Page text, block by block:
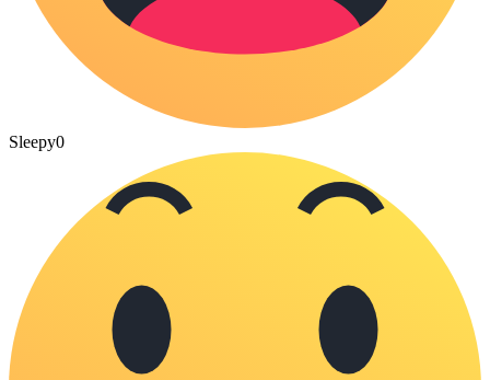
Sleepy0